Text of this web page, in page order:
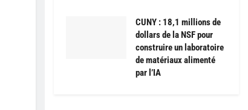
CUNY : 18,1 millions de
dollars de la NSF pour
construire un laboratoire
de matériaux alimenté
par l’IA